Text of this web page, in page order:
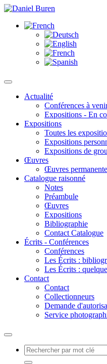
Actualité
Conférences à
Expositions - En
Expositions
Toutes les
Expositions
Expositions de
Œuvres
Œuvres
Catalogue raisonné
Notes
Préambule
Œuvres
Expositions
Bibliographie
Contact Catalogue
Écrits - Conférences
Conférences
Les Écrits :
Les Écrits :
Contact
Contact
Collectionneurs
Demande
Service